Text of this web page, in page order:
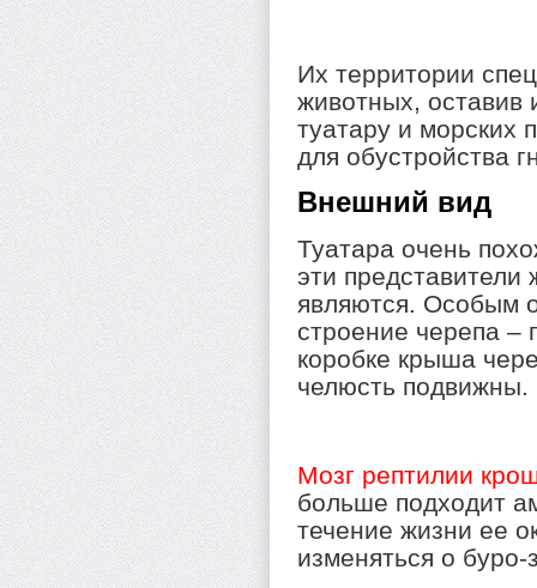
Их территории
животных, оставив
туатару и морских
для обустройства
Внешний вид
Туатара очень
эти
являются. Особым
строение черепа –
коробке крыша
челюсть подвижны.
Мозг рептилии
больше подходит
течение жизни ее
изменяться о буро-